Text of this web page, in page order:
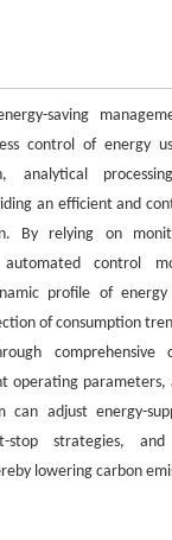
saving
control of energy
analytical
an efficient and
By relying on
control
profile of
of consumption
comprehensive
operating
can adjust energy-
stop strategies,
lowering carbon